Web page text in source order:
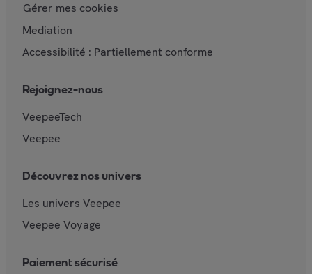
Gérer mes cookies
Mediation
Accessibilité : Partiellement conforme
Rejoignez-nous
VeepeeTech
Veepee
Découvrez nos univers
Les univers Veepee
Veepee Voyage
Paiement sécurisé